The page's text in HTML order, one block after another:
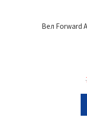
Вел Forward